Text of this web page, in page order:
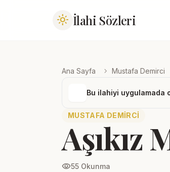
light_mode İlahi Sözleri
Ana Sayfa chevron_right Mustafa Demirci
Bu ilahiyi uygulamada
MUSTAFA DEMIRCI
Aşıkız
visibility55 Okunma